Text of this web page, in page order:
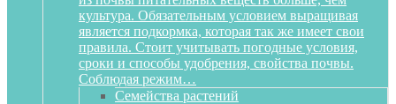
культура. Обязательным условием выращивая
является подкормка, которая так же имеет свои
правила. Стоит учитывать погодные условия,
сроки и способы удобрения, свойства почвы.
Соблюдая режим…
Семейства растений